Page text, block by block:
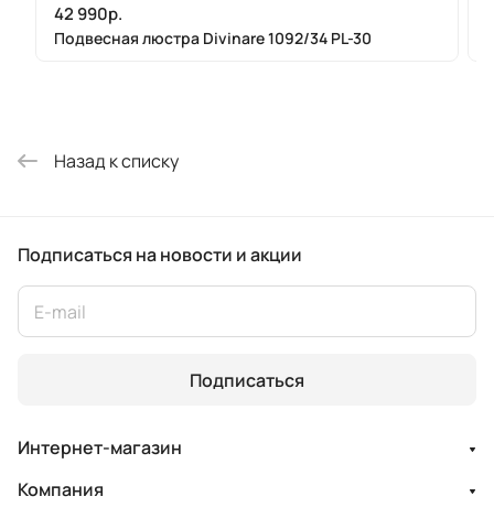
42 990р.
Подвесная люстра Divinare 1092/34 PL-30
Назад к списку
Подписаться на новости и акции
Подписаться
Интернет-магазин
Компания